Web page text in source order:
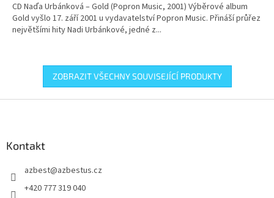
CD Naďa Urbánková – Gold (Popron Music, 2001) Výběrové album
Gold vyšlo 17. září 2001 u vydavatelství Popron Music. Přináší průřez
největšími hity Nadi Urbánkové, jedné z...
ZOBRAZIT VŠECHNY SOUVISEJÍCÍ PRODUKTY
Kontakt
azbest@azbestus.cz
+420 777 319 040